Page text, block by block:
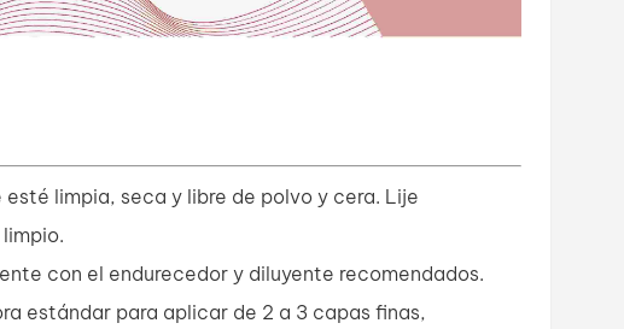
limpia, seca y libre de polvo y cera. Lije
con el endurecedor y diluyente recomendados.
estándar para aplicar de 2 a 3 capas finas,